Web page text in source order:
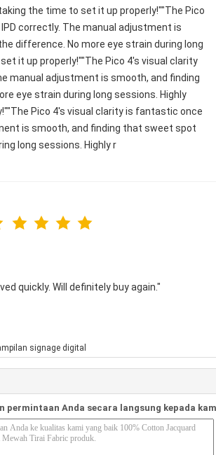
the time to set it up properly!""The Pico
correctly. The manual adjustment is
difference. No more eye strain during long
it up properly!""The Pico 4's visual clarity
manual adjustment is smooth, and finding
eye strain during long sessions. Highly
Pico 4's visual clarity is fantastic once
is smooth, and finding that sweet spot
long sessions. Highly r
quickly. Will definitely buy again."
signage digital
permintaan Anda secara langsung kepada